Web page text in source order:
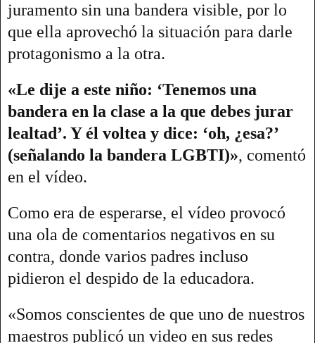
juramento sin una bandera visible, por lo
que ella aprovechó la situación para darle
protagonismo a la otra.
«Le dije a este niño: ‘Tenemos una
bandera en la clase a la que debes jurar
lealtad’. Y él voltea y dice: ‘oh, ¿esa?’
(señalando la bandera LGBTI)», comentó
en el vídeo.
Como era de esperarse, el vídeo provocó
una ola de comentarios negativos en su
contra, donde varios padres incluso
pidieron el despido de la educadora.
«Somos conscientes de que uno de nuestros
maestros publicó un video en sus redes